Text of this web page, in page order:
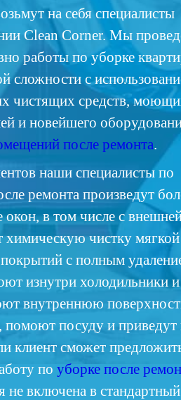
на себя специалисты
Clean Corner. Мы
работы по уборке
сложности с
чистящих средств,
и новейшего
после ремонта.
наши специалисты по
ремонта произведут
окон, в том числе с
химическую чистку мягкой
с полным
изнутри холодильники и
внутреннюю
посуду и приведут
клиент сможет
по уборке после
не включена в стандартный